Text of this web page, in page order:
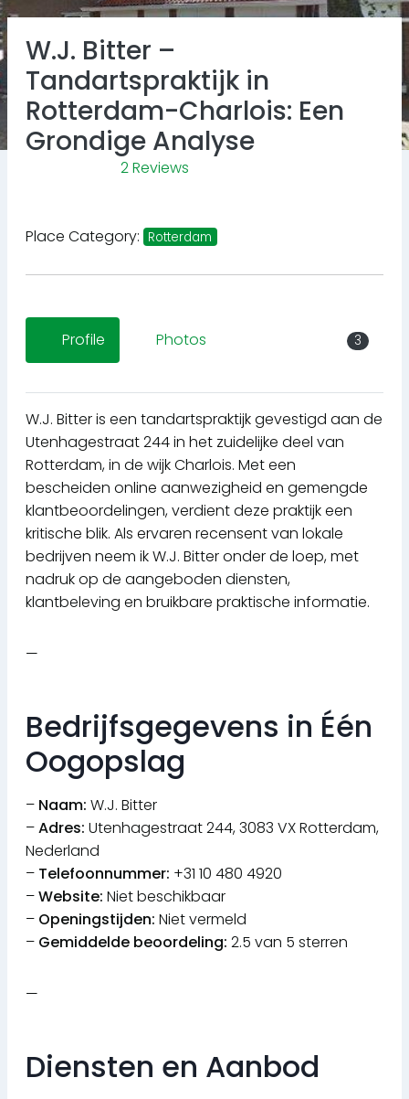
Previous
W.J. Bitter –
Tandartspraktijk in
Rotterdam-Charlois: Een
Grondige Analyse
2 Reviews
Place Category: Rotterdam
Profile Photos 3
W.J. Bitter is een tandartspraktijk gevestigd aan de
Utenhagestraat 244 in het zuidelijke deel van
Rotterdam, in de wijk Charlois. Met een
bescheiden online aanwezigheid en gemengde
klantbeoordelingen, verdient deze praktijk een
kritische blik. Als ervaren recensent van lokale
bedrijven neem ik W.J. Bitter onder de loep, met
nadruk op de aangeboden diensten,
klantbeleving en bruikbare praktische informatie.
—
Bedrijfsgegevens in Één
Oogopslag
– Naam: W.J. Bitter
–Adres: Utenhagestraat 244, 3083 VX Rotterdam,
Nederland
– Telefoonnummer: +31 10 480 4920
–Website: Niet beschikbaar
– Openingstijden: Niet vermeld
– Gemiddelde beoordeling: 2.5 van 5 sterren
—
Diensten en Aanbod